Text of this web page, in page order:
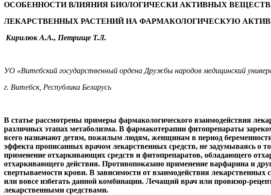
ОСОБЕННОСТИ ВЛИЯНИЯ БИОЛОГИЧЕСКИ АКТИВНЫХ ВЕЩЕСТВ
ЛЕКАРСТВЕННЫХ РАСТЕНИЙ НА ФАРМАКОЛОГИЧЕСКУЮ
Кирилюк А.А., Петрище Т.Л.
УО «Витебский государственный ордена Дружбы народов медицинский
г. Витебск, Республика Беларусь
В статье рассмотрены примеры фармакологического взаимодействия
различных этапах метаболизма. В фармакотерапии фитопрепараты
всего назначают детям, пожилым людям, женщинам в период
эффекта прописанных врачом лекарственных средств, не задумываясь о
применение отхаркивающих средств и фитопрепаратов, обладающего
отхаркивающего действия. Противопоказано применение варфарина и
свертываемости крови. В зависимости от взаимодействия
или вовсе избегать данной комбинации. Лечащий врач или провизор-
лекарственными средствами.